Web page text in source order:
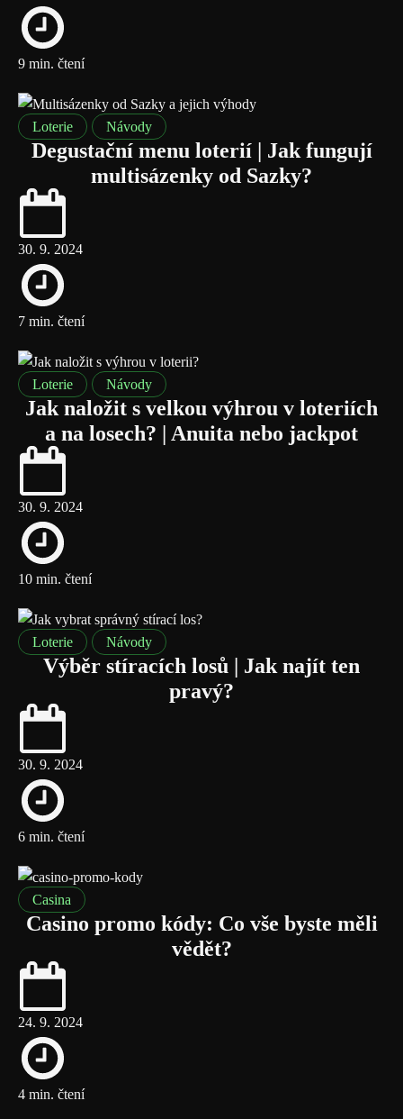
9 min. čtení
Loterie Návody
Degustační menu loterií | Jak fungují
multisázenky od Sazky?
30. 9. 2024
7 min. čtení
Loterie Návody
Jak naložit s velkou výhrou v loteriích
a na losech? | Anuita nebo jackpot
30. 9. 2024
10 min. čtení
Loterie Návody
Výběr stíracích losů | Jak najít ten
pravý?
30. 9. 2024
6 min. čtení
Casina
Casino promo kódy: Co vše byste měli
vědět?
24. 9. 2024
4 min. čtení